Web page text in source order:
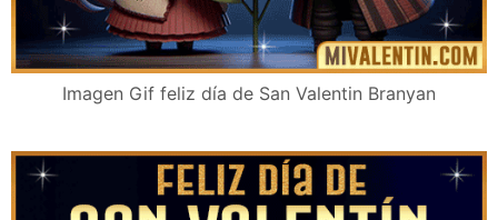
Imagen Gif feliz día de San Valentin Branyan